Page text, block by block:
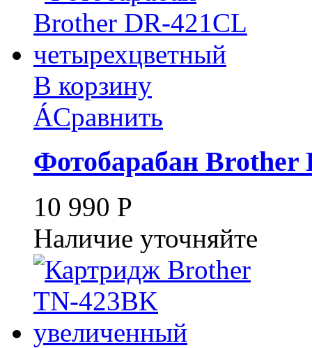
В корзину
ÁСравнить
Фотобарабан Brother
10 990 Р
Наличие уточняйте